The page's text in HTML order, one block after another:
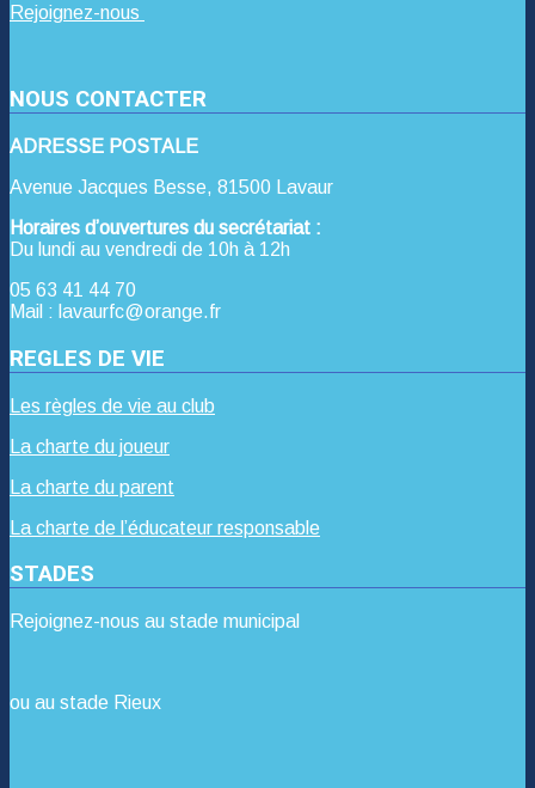
Rejoignez-nous
NOUS CONTACTER
ADRESSE POSTALE
Avenue Jacques Besse, 81500 Lavaur
Horaires d’ouvertures du secrétariat :
Du lundi au vendredi de 10h à 12h
05 63 41 44 70
Mail : lavaurfc@orange.fr
REGLES DE VIE
Les règles de vie au club
La charte du joueur
La charte du parent
La charte de l’éducateur responsable
STADES
Rejoignez-nous au stade municipal
ou au stade Rieux